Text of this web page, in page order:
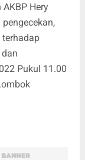
Hery
pengecekan,
Pukul 11.00